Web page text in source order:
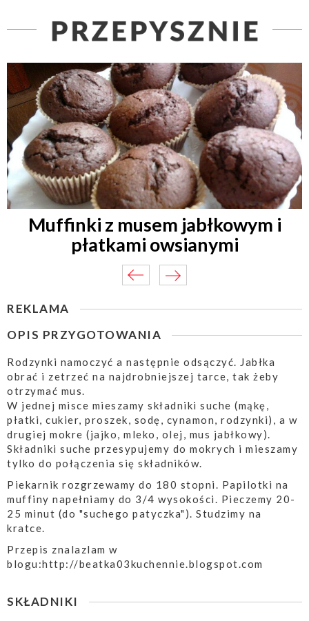
Muffinki z musem jabłkowym i
płatkami owsianymi
REKLAMA
OPIS PRZYGOTOWANIA
Rodzynki namoczyć a następnie odsączyć. Jabłka
obrać i zetrzeć na najdrobniejszej tarce, tak żeby
otrzymać mus.
W jednej misce mieszamy składniki suche (mąkę,
płatki, cukier, proszek, sodę, cynamon, rodzynki), a w
drugiej mokre (jajko, mleko, olej, mus jabłkowy).
Składniki suche przesypujemy do mokrych i mieszamy
tylko do połączenia się składników.
Piekarnik rozgrzewamy do 180 stopni. Papilotki na
muffiny napełniamy do 3/4 wysokości. Pieczemy 20-
25 minut (do "suchego patyczka"). Studzimy na
kratce.
Przepis znalazlam w
blogu:http://beatka03kuchennie.blogspot.com
SKŁADNIKI